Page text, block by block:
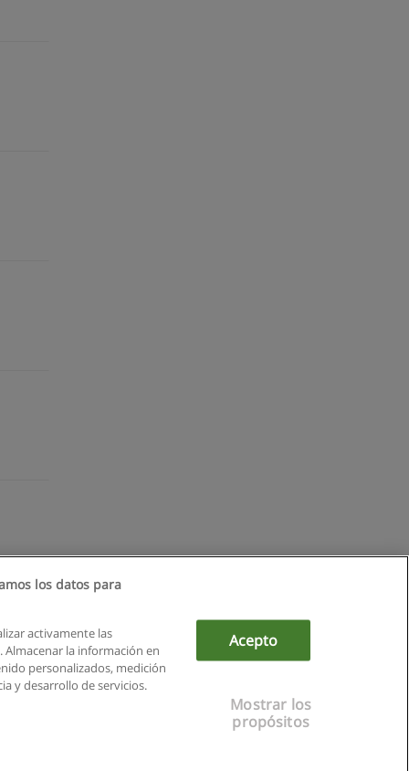
los datos para
activamente las
la información en
personalizados, medición
y desarrollo de servicios.
Acepto
Mostrar los
propósitos